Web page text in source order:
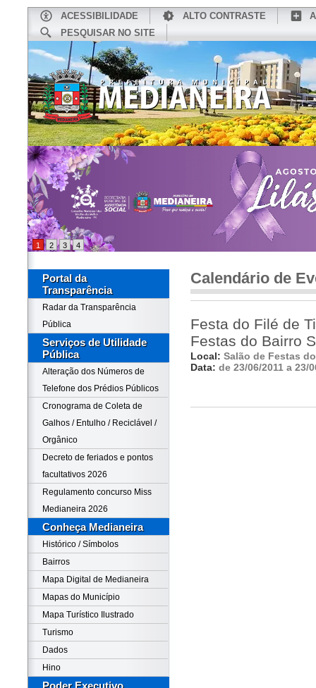
ACESSIBILIDADE ALTO CONTRASTE
PESQUISAR NO SITE
CONHEÇA MEDIANEIRA
1 2 3 4
Portal da
Transparência
Radar da Transparência
Pública
Serviços de Utilidade
Pública
Alteração dos Números de
Telefone dos Prédios Públicos
Cronograma de Coleta de
Galhos / Entulho / Reciclável /
Orgânico
Decreto de feriados e pontos
facultativos 2026
Regulamento concurso Miss
Medianeira 2026
Conheça Medianeira
Histórico / Símbolos
Bairros
Mapa Digital de Medianeira
Mapas do Município
Mapa Turístico Ilustrado
Turismo
Dados
Hino
Poder Executivo
Calendário de
Festa do Filé de
Festas do Bairro
Local: Salão de Festas
Data: de 23/06/2011 a 23/